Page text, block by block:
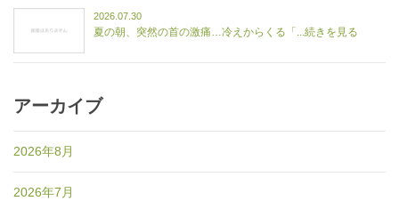
2026.07.30
夏の朝、突然の首の激痛…冷えからくる「...続きを見る
アーカイブ
2026年8月
2026年7月